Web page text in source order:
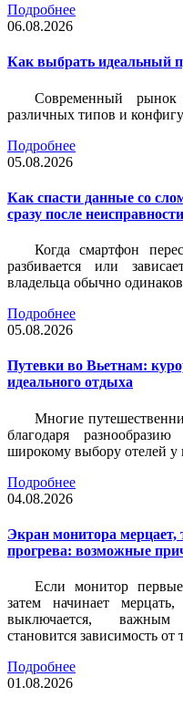
Подробнее
06.08.2026
Как выбрать идеальный
Современный рынок
различных типов и
Подробнее
05.08.2026
Как спасти данные со
сразу после неисправности
Когда смартфон
разбивается или
владельца обычно
Подробнее
05.08.2026
Путевки во Вьетнам:
идеального отдыха
Многие
благодаря
широкому выбору отелей у
Подробнее
04.08.2026
Экран монитора мерцает,
прогрева: возможные
Если монитор
затем начинает
выключается, важным
становится зависимость от
Подробнее
01.08.2026